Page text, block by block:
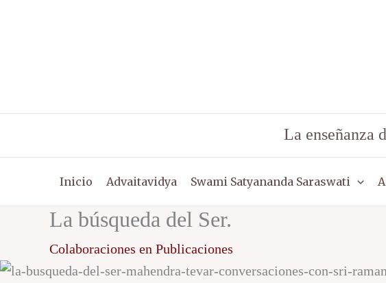
La enseñanza
Inicio Advaitavidya Swami Satyananda Saraswati
La búsqueda del Ser.
Colaboraciones en Publicaciones